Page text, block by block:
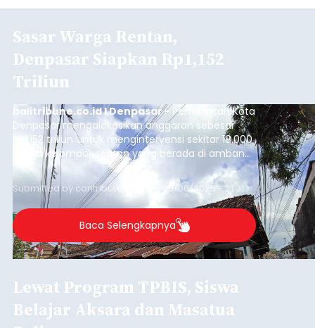
Sasar Warga Rentan,
Denpasar Siapkan Rp1,152
Triliun
balitribune.co.id I Denpasar - Pemerintah Kota
Denpasar mengalokasikan anggaran sebesar
Rp1,152 triliun untuk mengintervensi sekitar 18.000
warga kelompok rentan yang berada di ambang
garis kemiskinan. Langkah strategis ini diambil
guna menjaga masyarakat yang berada pada
kelompok desil 5 dan 6 tersebut agar tidak
merosot ke kategori miskin.
Submitted by contributor Thu, 08/06/2026 - 21:31
Baca Selengkapnya
Lewat Program TPBIS, Siswa
Belajar Aksara dan Masatua